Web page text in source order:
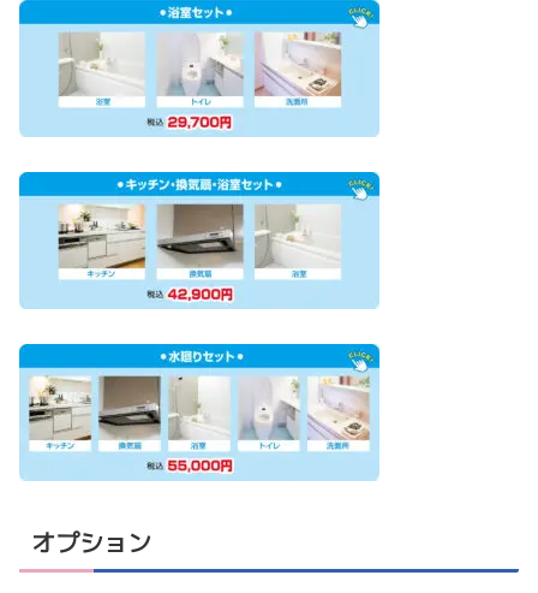
オプション